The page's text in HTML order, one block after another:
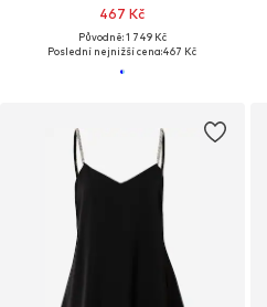
467 Kč
Původně: 1 749 Kč
Poslední nejnižší cena:467 Kč